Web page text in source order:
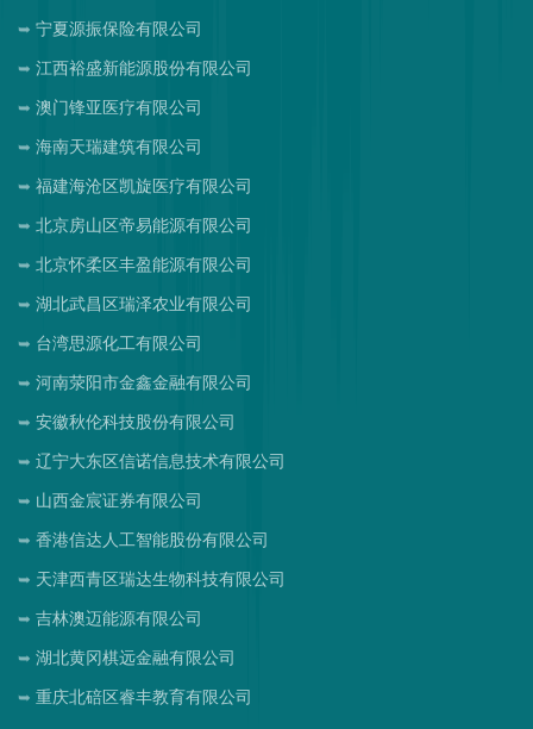
宁夏源振保险有限公司
江西裕盛新能源股份有限公司
澳门锋亚医疗有限公司
海南天瑞建筑有限公司
福建海沧区凯旋医疗有限公司
北京房山区帝易能源有限公司
北京怀柔区丰盈能源有限公司
湖北武昌区瑞泽农业有限公司
台湾思源化工有限公司
河南荥阳市金鑫金融有限公司
安徽秋伦科技股份有限公司
辽宁大东区信诺信息技术有限公司
山西金宸证券有限公司
香港信达人工智能股份有限公司
天津西青区瑞达生物科技有限公司
吉林澳迈能源有限公司
湖北黄冈棋远金融有限公司
重庆北碚区睿丰教育有限公司